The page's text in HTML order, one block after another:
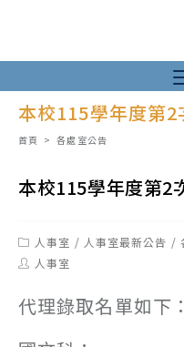
至
主
本校115學年度第
首頁 > 各處室公告
本校115學年度第2
Post
category:
人事室 / 人事室最新公告 /
Post人事室
代理錄取名單如下：